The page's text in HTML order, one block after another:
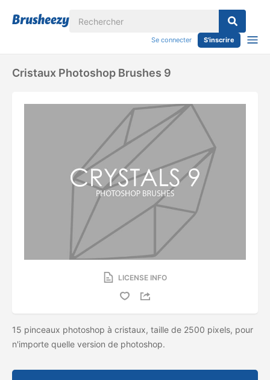
Se connecter S'inscrire
Cristaux Photoshop Brushes 9
LICENSE INFO
15 pinceaux photoshop à cristaux, taille de 2500 pixels, pour
n'importe quelle version de photoshop.